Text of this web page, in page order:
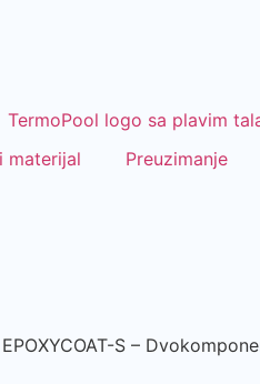
materijal Preuzimanje
S –